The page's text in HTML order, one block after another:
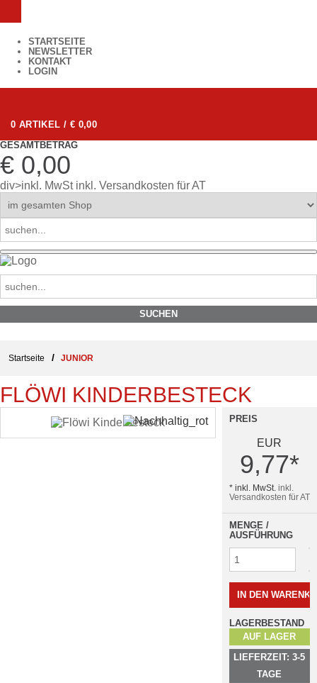
STARTSEITE
NEWSLETTER
KONTAKT
LOGIN
0 ARTIKEL / € 0,00
GESAMTBETRAG
€ 0,00
div>inkl. MwSt inkl. Versandkosten für AT
Startseite / JUNIOR
FLÖWI KINDERBESTECK
PREIS
EUR
9,77*
* inkl. MwSt. inkl.
Versandkosten für AT
MENGE /
AUSFÜHRUNG
LAGERBESTAND
AUF LAGER
LIEFERZEIT: 3-5
TAGE